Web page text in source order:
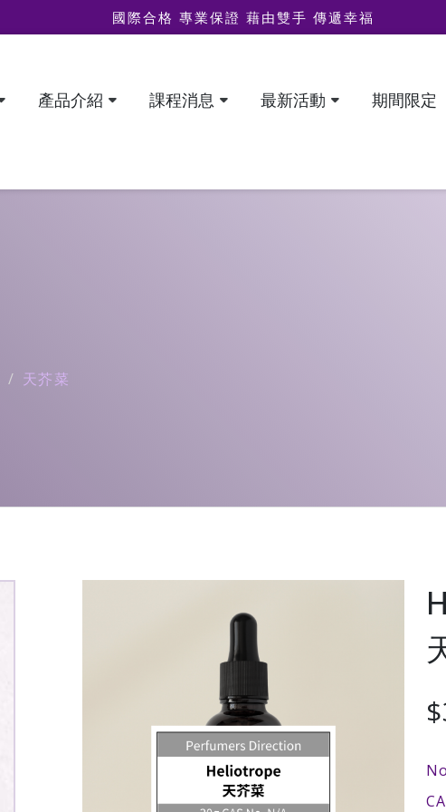
國際合格 專業保證 藉由雙手 傳遞幸福
產品介紹 課程消息 最新活動 期間限定
天芥菜